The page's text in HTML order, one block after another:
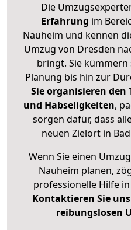
Die
Erfahrung im
Nauheim und kennen
Umzug von Dresden
bringt. Sie kümmern
Planung bis hin zur
Sie organisieren
und Habseligkeiten,
sorgen dafür, dass
neuen Zielort in
Wenn Sie einen
Nauheim planen,
professionelle Hilfe
Kontaktieren Sie
reibungslosen